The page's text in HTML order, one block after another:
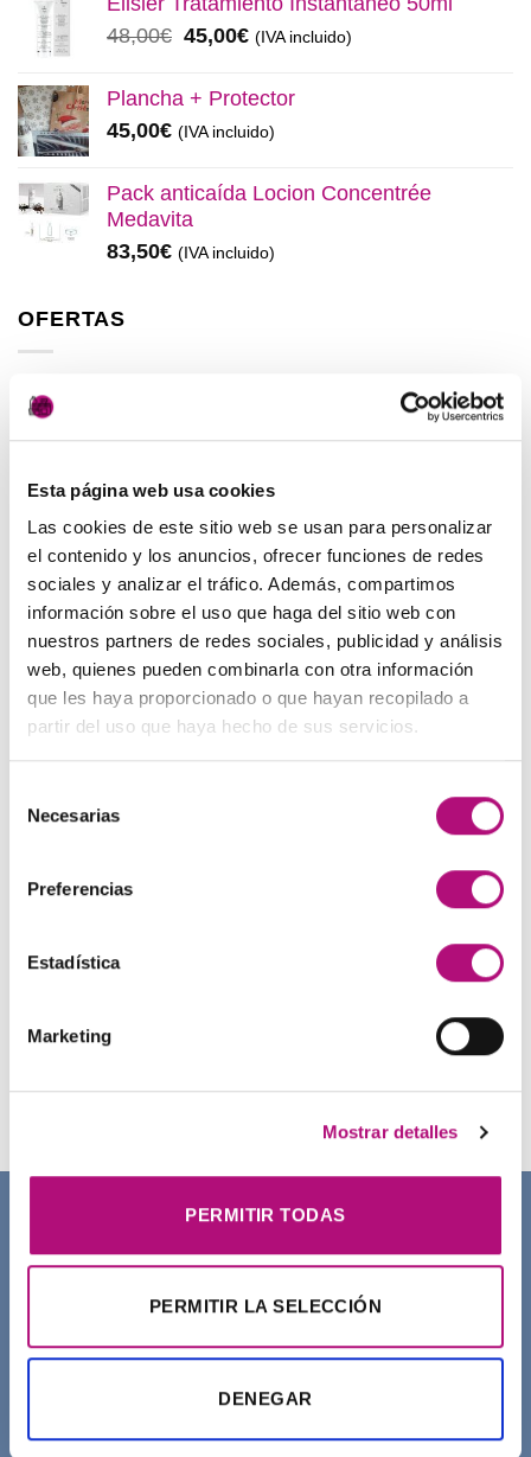
Esta página web usa cookies
Las cookies de este sitio web se usan para personalizar
el contenido y los anuncios, ofrecer funciones de redes
sociales y analizar el tráfico. Además, compartimos
información sobre el uso que haga del sitio web con
nuestros partners de redes sociales, publicidad y análisis
web, quienes pueden combinarla con otra información
que les haya proporcionado o que hayan recopilado a
partir del uso que haya hecho de sus servicios.
Necesarias
Preferencias
Estadística
Marketing
Mostrar detalles
PERMITIR TODAS
PERMITIR LA SELECCIÓN
DENEGAR
137,00€.130,00€.
48,00€ El
original
48,00€.
45,00€El
actual
45,00€.
(IVA incluido)
Plancha + Protector
45,00€ (IVA incluido)
Pack anticaída Locion Concentrée
Medavita
83,50€ (IVA incluido)
OFERTAS
Elisièr Instant Bond Tratamiento
original
137,00€.
actual
130,00€.
Elisièr Tratamiento Instantaneo 50ml
48,00€ El
precio
original
era:
48,00€.
45,00 €El
precio
actual
es:
45,00€.
(IVA incluido)
Paleta de Maquillaje Avon
32,99€ El
precio
original
era:
32,99€.
28,50€El
precio
actual
es:
28,50€.
(IVA incluido)
Maquíllate
precio
8,50
El(IVA incluido)
Pendientes Negro
Champú Huile d´etoile
SOBRE NOSOTROS